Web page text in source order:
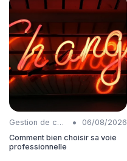
Gestion de carrière •
06/08/2026
Comment bien choisir sa voie
professionnelle